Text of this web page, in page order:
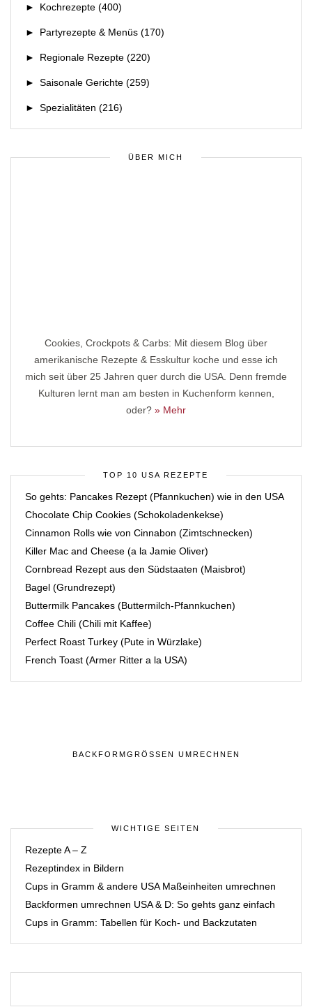
► Kochrezepte (400)
► Partyrezepte & Menüs (170)
► Regionale Rezepte (220)
► Saisonale Gerichte (259)
► Spezialitäten (216)
ÜBER MICH
Cookies, Crockpots & Carbs: Mit diesem Blog über
amerikanische Rezepte & Esskultur koche und esse ich
mich seit über 25 Jahren quer durch die USA. Denn fremde
Kulturen lernt man am besten in Kuchenform kennen,
oder? » Mehr
TOP 10 USA REZEPTE
So gehts: Pancakes Rezept (Pfannkuchen) wie in den USA
Chocolate Chip Cookies (Schokoladenkekse)
Cinnamon Rolls wie von Cinnabon (Zimtschnecken)
Killer Mac and Cheese (a la Jamie Oliver)
Cornbread Rezept aus den Südstaaten (Maisbrot)
Bagel (Grundrezept)
Buttermilk Pancakes (Buttermilch-Pfannkuchen)
Coffee Chili (Chili mit Kaffee)
Perfect Roast Turkey (Pute in Würzlake)
French Toast (Armer Ritter a la USA)
BACKFORMGRÖSSEN UMRECHNEN
WICHTIGE SEITEN
Rezepte A – Z
Rezeptindex in Bildern
Cups in Gramm & andere USA Maßeinheiten umrechnen
Backformen umrechnen USA & D: So gehts ganz einfach
Cups in Gramm: Tabellen für Koch- und Backzutaten